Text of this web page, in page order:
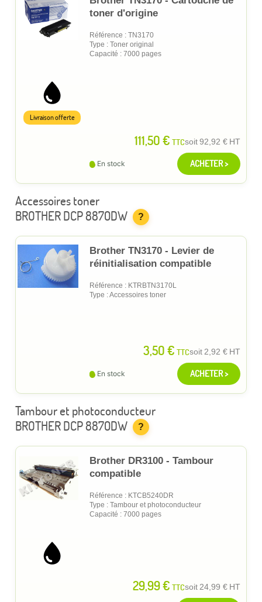
toner d'origine
Référence : TN3170
Type : Toner original
Capacité : 7000 pages
111,50 € TTCsoit92,92 € HT
Livraison offerte
En stock ACHETER >
Accessoires toner
BROTHER DCP 8870DW
?
Brother TN3170 - Levier de
réinitialisation compatible
Référence : KTRBTN3170L
Type : Accessoires toner
3,50 € TTCsoit2,92 € HT
En stock ACHETER >
Tambour et photoconducteur
BROTHER DCP 8870DW
?
Brother DR3100 - Tambour
compatible
Référence : KTCB5240DR
Type : Tambour et photoconducteur
Capacité : 7000 pages
29,99 € TTCsoit24,99 € HT